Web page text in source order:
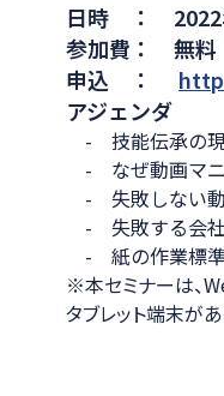
日時 ： 2022
参加費： 無料
申込 ：
アジェンダ
- 技能伝承の
- なぜ動画マニ
- 失敗しない動
- 失敗する会社
- 紙の作業標準
※本セミナーは、
タブレット端末が